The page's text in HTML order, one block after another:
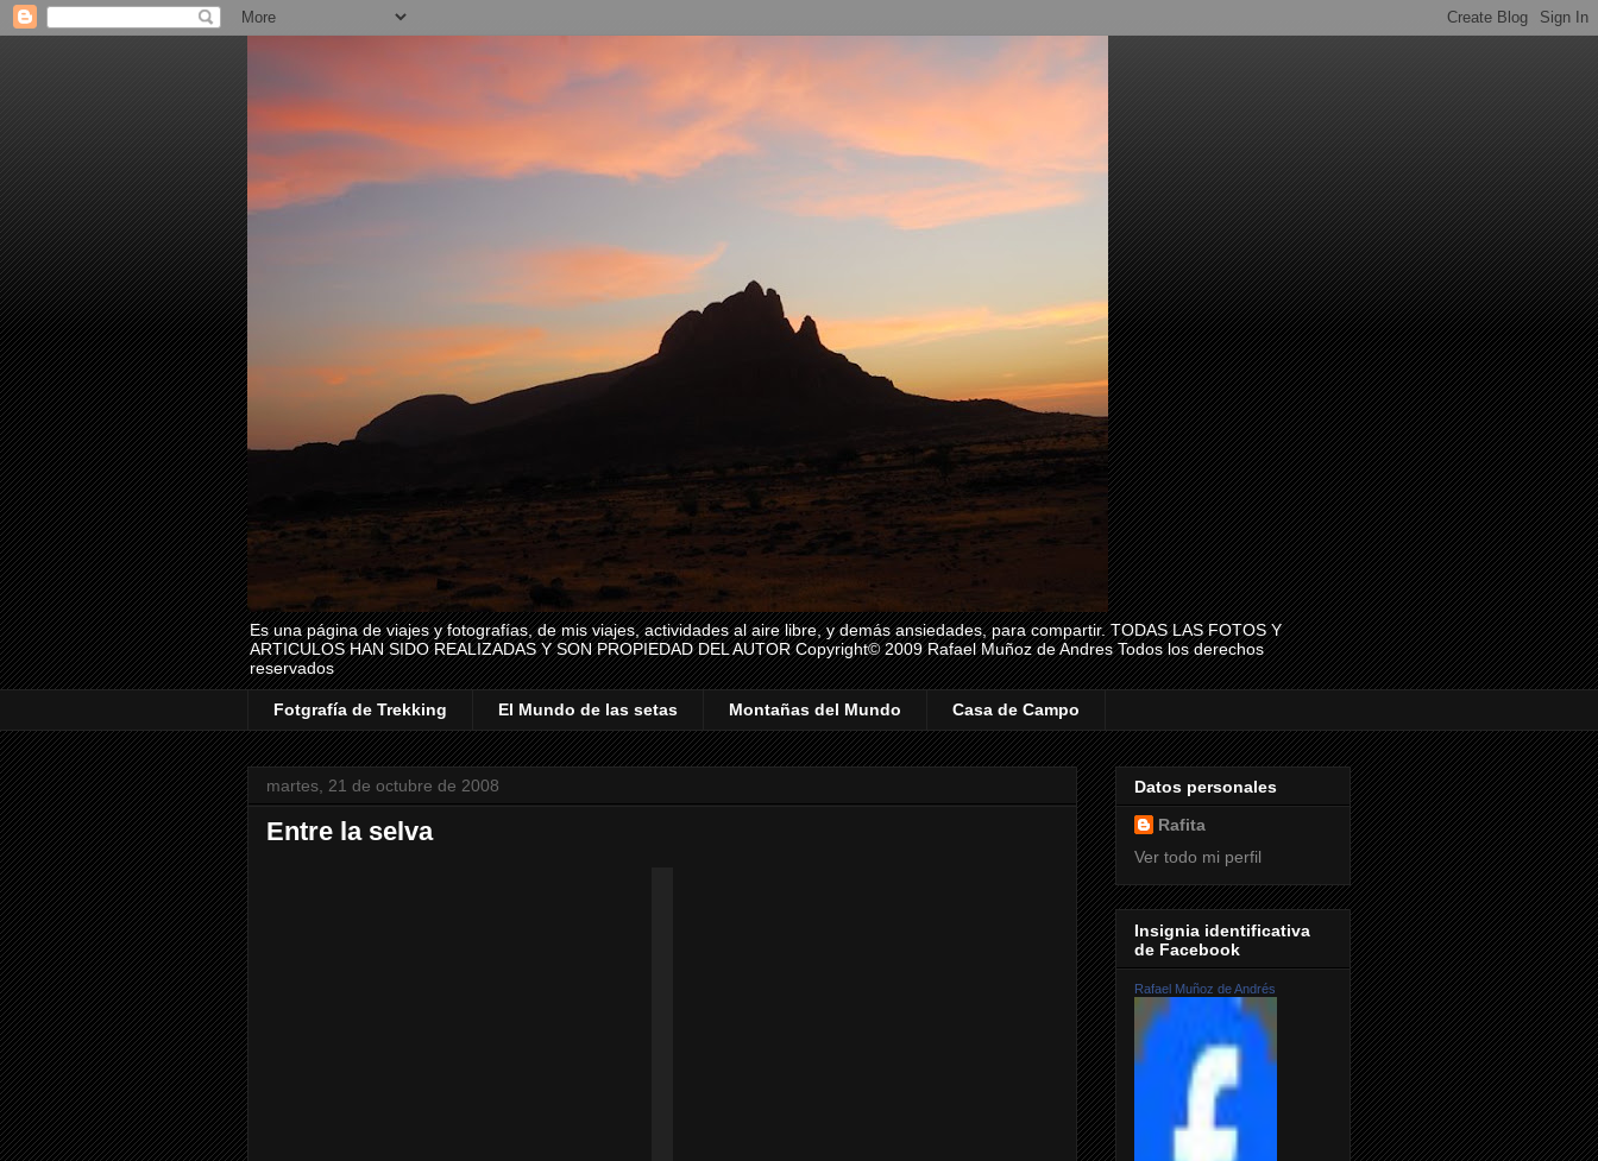
Es una página de viajes y fotografías, de mis viajes, actividades al aire libre, y demás ansiedades, para compartir. TODAS LAS FOTOS Y
ARTICULOS HAN SIDO REALIZADAS Y SON PROPIEDAD DEL AUTOR Copyright© 2009 Rafael Muñoz de Andres Todos los derechos
reservados
Fotgrafía de Trekking El Mundo de las setas Montañas del Mundo Casa de Campo
martes, 21 de octubre de 2008
Entre la selva
Datos personales
Rafita
Ver todo mi perfil
Insignia identificativa
de Facebook
Rafael Muñoz de Andrés